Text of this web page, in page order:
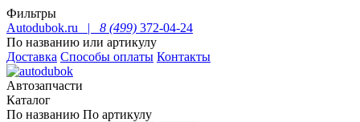
Фильтры
Autodubok.ru |
8 (499) 372-04-24
По названию или артикулу
Доставка Способы оплаты Контакты
Автозапчасти
Каталог
По названию По артикулу